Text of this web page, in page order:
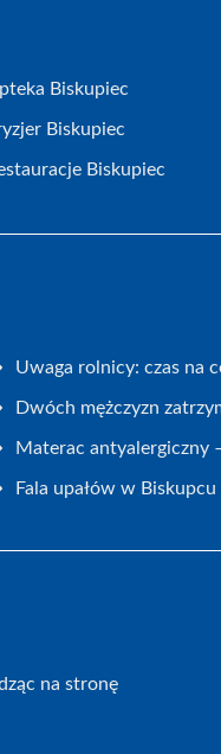
Biskupiec
Biskupiec
Biskupiec
Uwaga rolnicy: czas na
Dwóch mężczyzn
Materac antyalergiczny
Fala upałów w
na stronę